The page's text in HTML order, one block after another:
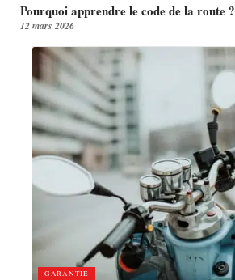
Pourquoi apprendre le code de la route ?
12 mars 2026
GARANTIE